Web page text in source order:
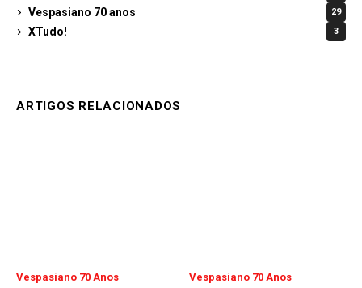
Vespasiano 70 anos 29
XTudo! 3
ARTIGOS RELACIONADOS
Vespasiano 70 Anos Vespasiano 70 Anos